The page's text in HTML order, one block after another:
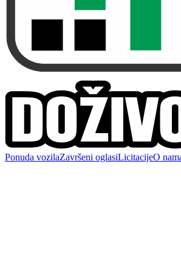
Ponuda vozilaZavršeni oglasiLicitacijeO